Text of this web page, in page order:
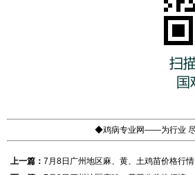
◆鸡病专业网——为行业 尽
上一篇： 7月8日广州地区麻、黄、土鸡苗价格行情